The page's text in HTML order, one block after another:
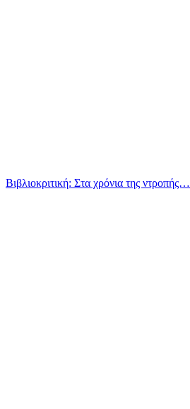
Βιβλιοκριτική: Στα χρόνια της ντροπής…